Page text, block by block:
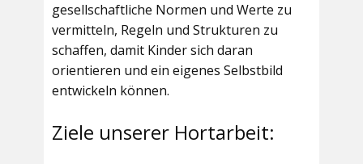
gesellschaftliche Normen und Werte zu
vermitteln, Regeln und Strukturen zu
schaffen, damit Kinder sich daran
orientieren und ein eigenes Selbstbild
entwickeln können.
Ziele unserer Hortarbeit: